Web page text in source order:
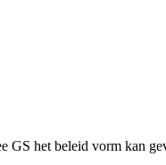
het beleid vorm kan